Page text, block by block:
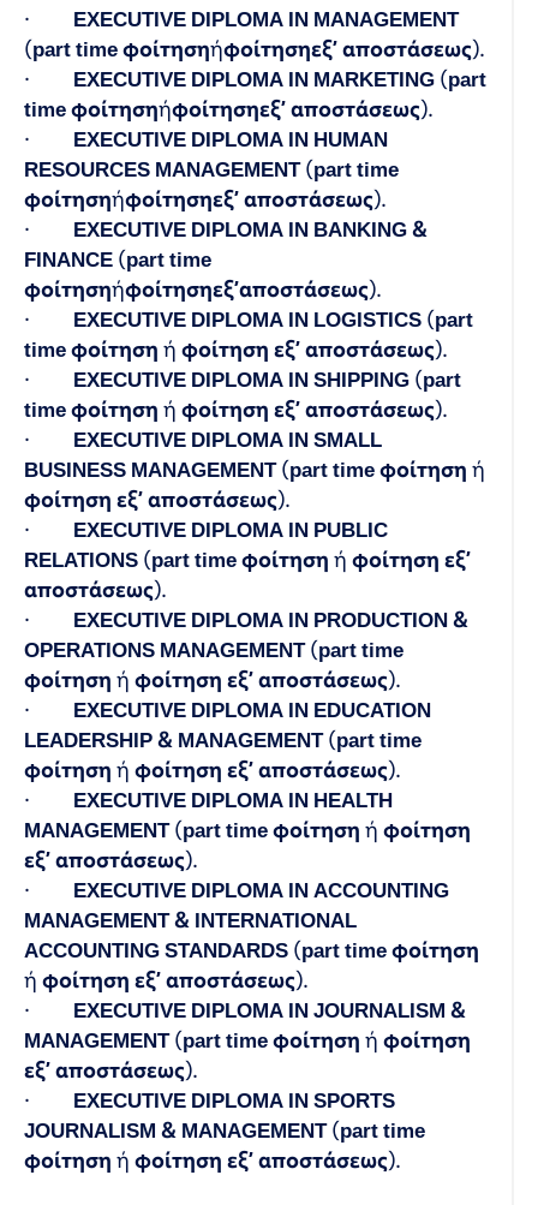
·
EXECUTIVE DIPLOMA IN MANAGEMENT
(part timeφοίτησηήφοίτησηεξ’αποστάσεως).
·
EXECUTIVE DIPLOMA IN MARKETING (part
timeφοίτησηήφοίτησηεξ’αποστάσεως).
·
EXECUTIVE DIPLOMA IN HUMAN
RESOURCES MANAGEMENT(part time
φοίτησηήφοίτησηεξ’αποστάσεως).
·
EXECUTIVE DIPLOMA IN BANKING &
FINANCE (part time
φοίτησηήφοίτησηεξ’αποστάσεως).
·
EXECUTIVE DIPLOMA IN LOGISTICS (part
time φοίτηση ή φοίτηση εξ’ αποστάσεως).
·
EXECUTIVE DIPLOMA IN SHIPPING (part
time φοίτηση ή φοίτηση εξ’ αποστάσεως).
·
EXECUTIVE DIPLOMA IN SMALL
BUSINESS MANAGEMENT(part time φοίτηση ή
φοίτηση εξ’ αποστάσεως).
·
EXECUTIVE DIPLOMA IN PUBLIC
RELATIONS (part time φοίτηση ή φοίτηση εξ’
αποστάσεως).
·
EXECUTIVE DIPLOMA IN PRODUCTION &
OPERATIONS MANAGEMENT(part time
φοίτηση ή φοίτηση εξ’ αποστάσεως).
·
EXECUTIVE DIPLOMA IN EDUCATION
LEADERSHIP & MANAGEMENT(part time
φοίτηση ή φοίτηση εξ’ αποστάσεως).
·
EXECUTIVE DIPLOMA IN HEALTH
MANAGEMENT(part time φοίτηση ή φοίτηση
εξ’αποστάσεως).
·
EXECUTIVE DIPLOMA IN ACCOUNTING
MANAGEMENT & INTERNATIONAL
ACCOUNTINGSTANDARDS (part time φοίτηση
ή φοίτηση εξ’ αποστάσεως).
·
EXECUTIVE DIPLOMA IN JOURNALISM &
MANAGEMENT(part time φοίτηση ή φοίτηση
εξ’αποστάσεως).
·
EXECUTIVE DIPLOMA IN SPORTS
JOURNALISM & MANAGEMENT(part time
φοίτηση ή φοίτηση εξ’ αποστάσεως).